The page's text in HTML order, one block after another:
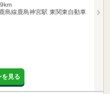
島線鹿島神宮駅 東関東自動車
を見る